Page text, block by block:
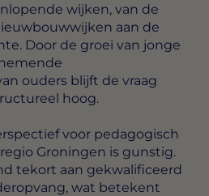
wijken, van de
aan de
Door de groei van jonge
ouders blijft de vraag
hoog.
voor pedagogisch
Groningen is gunstig.
tekort aan gekwalificeerd
wat betekent